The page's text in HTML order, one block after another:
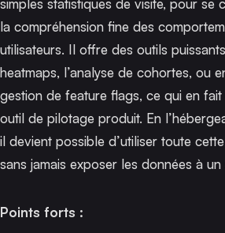
la compréhension fine des
utilisateurs. Il offre des outils
heatmaps, l’analyse de cohortes, ou
gestion de feature flags, ce qui en
outil de pilotage produit. En
il devient possible d’utiliser toute
sans jamais exposer les données à
Points forts :